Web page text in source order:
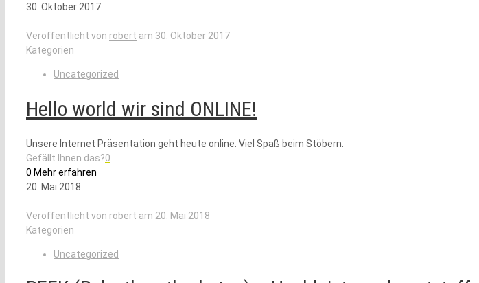
30. Oktober 2017
Veröffentlicht von robert am 30. Oktober 2017
Kategorien
Uncategorized
Hello world wir sind ONLINE!
Unsere Internet Präsentation geht heute online. Viel Spaß beim Stöbern.
Gefällt Ihnen das?0
0 Mehr erfahren
20. Mai 2018
Veröffentlicht von robert am 20. Mai 2018
Kategorien
Uncategorized